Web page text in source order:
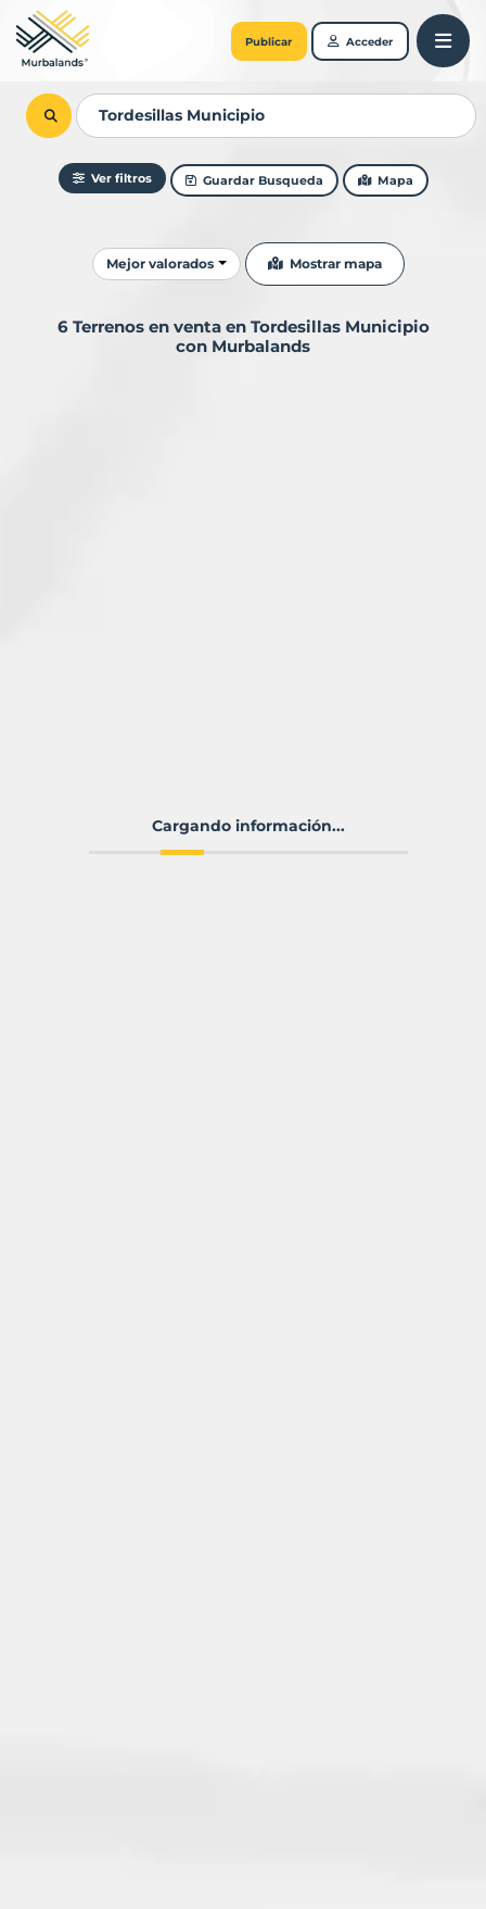
Publicar Acceder
Ver filtros Guardar Busqueda Mapa
Ordenar resultados
Mejor valorados Mostrar mapa
6 Terrenos en venta en Tordesillas Municipio
con Murbalands
Cargando información...